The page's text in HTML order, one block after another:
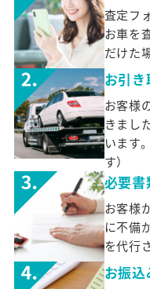
査定フ
お車を
だけた
お引き
お客様
きまし
います
す）
必要書
お客様
に不備
を代行
お振込